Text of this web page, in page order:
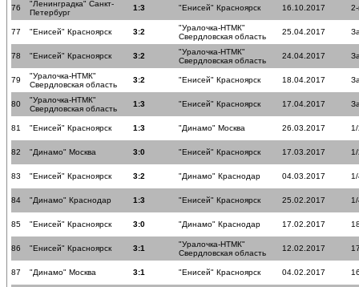
76
"Ленинградка" Санкт-
Петербург
1:3 "Енисей" Красноярск 16.10.2017
77 "Енисей" Красноярск 3:2
"Уралочка-НТМК"
Свердловская область
25.04.2017
78 "Енисей" Красноярск 3:2
"Уралочка-НТМК"
Свердловская область
24.04.2017
79
"Уралочка-НТМК"
Свердловская область
3:2 "Енисей" Красноярск 18.04.2017
80
"Уралочка-НТМК"
Свердловская область
1:3 "Енисей" Красноярск 17.04.2017
81 "Енисей" Красноярск 1:3 "Динамо" Москва 26.03.2017
82 "Динамо" Москва 3:0 "Енисей" Красноярск 17.03.2017
83 "Енисей" Красноярск 3:2 "Динамо" Краснодар 04.03.2017
84 "Динамо" Краснодар 1:3 "Енисей" Красноярск 25.02.2017
85 "Енисей" Красноярск 3:0 "Динамо" Краснодар 17.02.2017
86 "Енисей" Красноярск 3:1
"Уралочка-НТМК"
Свердловская область
12.02.2017
87 "Динамо" Москва 3:1 "Енисей" Красноярск 04.02.2017